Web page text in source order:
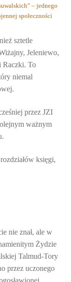
– jednego
społeczności
sztetle
Jeleniewo,
Raczki. To
niemal
przez JZI
ważnym
księgi,
nie znał, ale w
Żydzie
Talmud-Tory
przez uczonego